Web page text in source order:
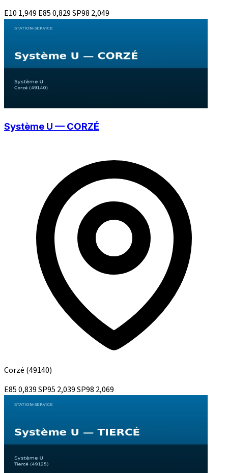
E10 1,949 E850,829SP98 2,049
Système U — CORZÉ
Corzé (49140)
E850,839SP95 2,039SP98 2,069